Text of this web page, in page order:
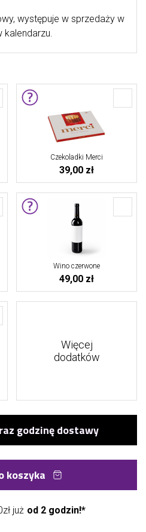
występuje w sprzedaży w
kalendarzu.
Czekoladki Merci
39,00 zł
Wino czerwone
49,00 zł
Więcej
dodatków
koszyka
już od 2 godzin!*